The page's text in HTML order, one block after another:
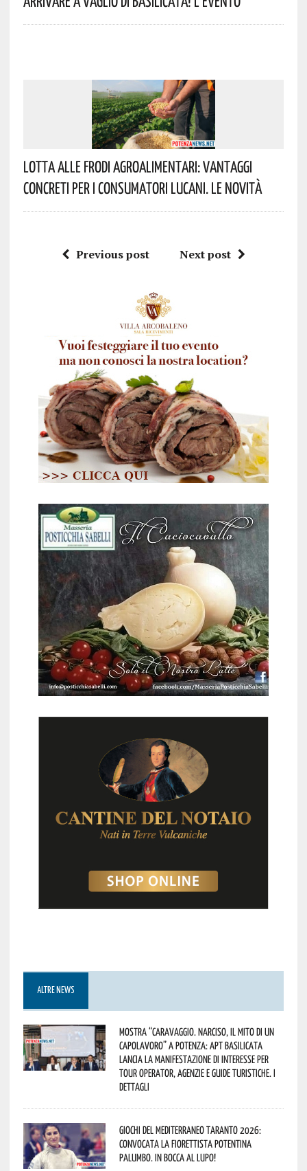
Lotta Alle Frodi Agroalimentari: Vantaggi
Concreti Per I Consumatori Lucani. Le Novità
Previous post Next post
ALTRE NEWS
Mostra “Caravaggio. Narciso, il mito di un
capolavoro” a Potenza: APT Basilicata
lancia la manifestazione di interesse per
Tour Operator, Agenzie e Guide Turistiche. I
dettagli
Giochi del Mediterraneo Taranto 2026:
convocata la fiorettista potentina
Palumbo. In bocca al lupo!